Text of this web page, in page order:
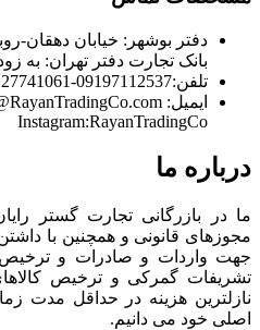
دفتر بوشهر: خیابان دهقان-
بانک تجارت دفتر تهران: به
تلفن:09197112537-09127741061
ایمیل:
Instagram:RayanTradingCo
درباره ما
مجوزهای قانونی و همچنین با
جهت واردات و صادرات و ترخیص
تشریفات گمرکی و ترخیص
نازلترین هزینه در حداقل مدت
اصلی خود می دانیم.